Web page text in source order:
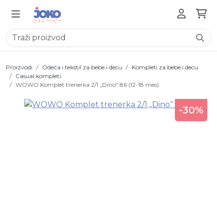
Proizvodi Odeća i tekstil za bebe i decu
Kompleti za bebe i decu
Casual kompleti
WOWO Komplet trenerka 2/1 „Dino“ 86 (12-18 mes)
-30%